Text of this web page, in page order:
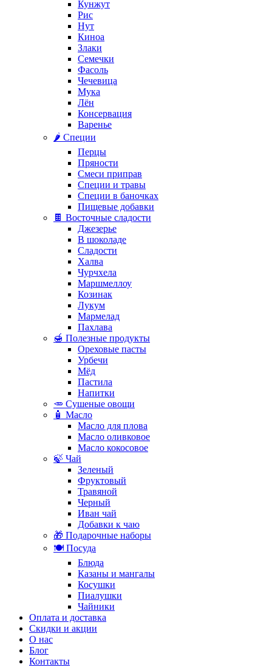
Кунжут
Рис
Нут
Киноа
Злаки
Семечки
Фасоль
Чечевица
Мука
Лён
Консервация
Варенье
🌶️ Специи
Перцы
Пряности
Смеси приправ
Специи и травы
Специи в баночках
Пищевые добавки
🍫 Восточные сладости
Джезерье
В шоколаде
Сладости
Халва
Чурчхела
Маршмеллоу
Козинак
Лукум
Мармелад
Пахлава
🍯 Полезные продукты
Ореховые пасты
Урбечи
Мёд
Пастила
Напитки
🥕 Сушеные овощи
🧴 Масло
Масло для плова
Масло оливковое
Масло кокосовое
🍃 Чай
Зеленый
Фруктовый
Травяной
Черный
Иван чай
Добавки к чаю
🎁 Подарочные наборы
🍽️ Посуда
Блюда
Казаны и мангалы
Косушки
Пиалушки
Чайники
Оплата и доставка
Скидки и акции
О нас
Блог
Контакты